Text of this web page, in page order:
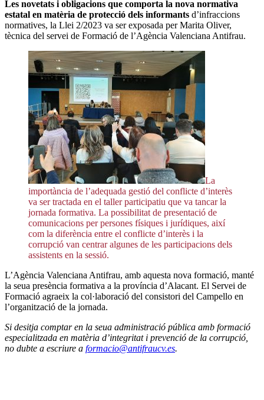
Les novetats i obligacions que comporta la nova normativa
estatal en matèria de protecció dels informants d’infraccions
normatives, la Llei 2/2023 va ser exposada per Marita Oliver,
tècnica del servei de Formació de l’Agència Valenciana Antifrau.
La
importància de l’adequada gestió del conflicte d’interès
va ser tractada en el taller participatiu que va tancar la
jornada formativa. La possibilitat de presentació de
comunicacions per persones físiques i jurídiques, així
com la diferència entre el conflicte d’interès i la
corrupció van centrar algunes de les participacions dels
assistents en la sessió.
L’Agència Valenciana Antifrau, amb aquesta nova formació, manté
la seua presència formativa a la província d’Alacant. El Servei de
Formació agraeix la col·laboració del consistori del Campello en
l’organització de la jornada.
Si desitja comptar en la seua administració pública amb formació
especialitzada en matèria d’integritat i prevenció de la corrupció,
no dubte a escriure a formacio@antifraucv.es.